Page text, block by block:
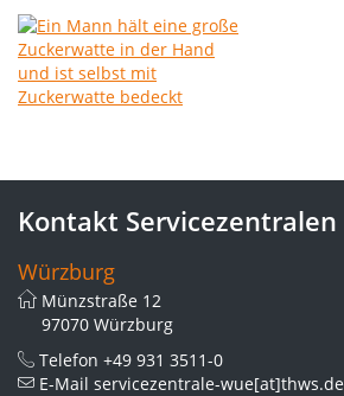
Kontakt Servicezentralen
Würzburg
Münzstraße 12
97070 Würzburg
Telefon +49 931 3511-0
E-Mail servicezentrale-wue[at]thws.de